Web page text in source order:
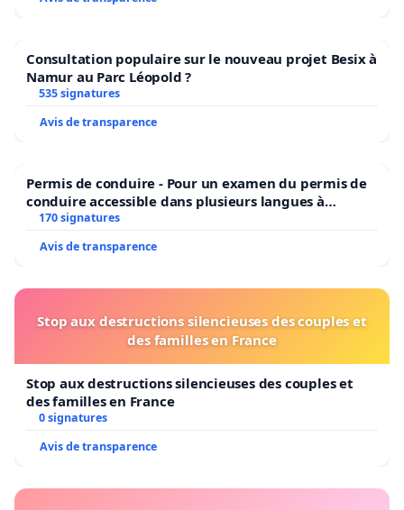
Consultation populaire sur le nouveau projet Besix à
Namur au Parc Léopold ?
535 signatures
Avis de transparence
Permis de conduire - Pour un examen du permis de
conduire accessible dans plusieurs langues à
Bruxelles
170 signatures
Avis de transparence
Stop aux destructions silencieuses des couples et
des familles en France
Stop aux destructions silencieuses des couples et
des familles en France
0 signatures
Avis de transparence